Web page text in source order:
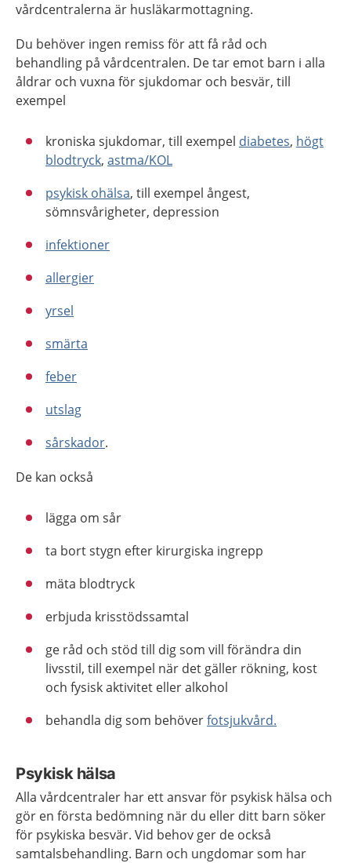
vårdcentralerna är husläkarmottagning.
Du behöver ingen remiss för att få råd och
behandling på vårdcentralen. De tar emot barn i alla
åldrar och vuxna för sjukdomar och besvär, till
exempel
kroniska sjukdomar, till exempel diabetes, högt
blodtryck, astma/KOL
psykisk ohälsa, till exempel ångest,
sömnsvårigheter, depression
infektioner
allergier
yrsel
smärta
feber
utslag
sårskador.
De kan också
lägga om sår
ta bort stygn efter kirurgiska ingrepp
mäta blodtryck
erbjuda krisstödssamtal
ge råd och stöd till dig som vill förändra din
livsstil, till exempel när det gäller rökning, kost
och fysisk aktivitet eller alkohol
behandla dig som behöverfotsjukvård.
Psykisk hälsa
Alla vårdcentraler har ett ansvar för psykisk hälsa och
gör en första bedömning när du eller ditt barn söker
för psykiska besvär. Vid behov ger de också
samtalsbehandling. Barn och ungdomar som har